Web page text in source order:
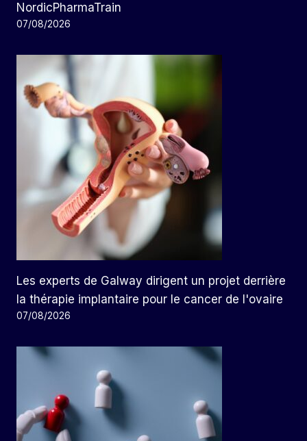
NordicPharmaTrain
07/08/2026
Les experts de Galway dirigent un projet derrière
la thérapie implantaire pour le cancer de l'ovaire
07/08/2026